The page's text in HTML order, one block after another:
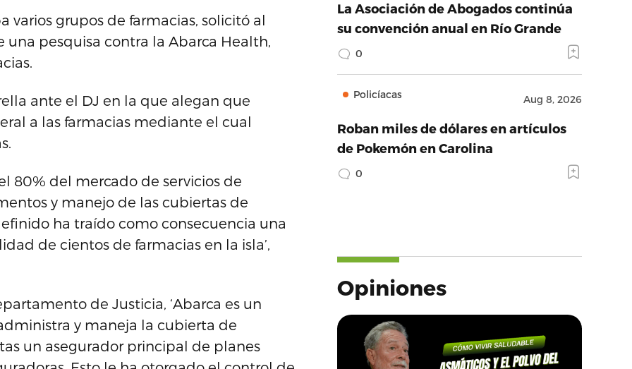
grupos de farmacias, solicitó al
pesquisa contra la Abarca Health,
ante el DJ en la que alegan que
a las farmacias mediante el cual
80% del mercado de servicios de
y manejo de las cubiertas de
ha traído como consecuencia una
de cientos de farmacias en la isla’,
de Justicia, ‘Abarca es un
y maneja la cubierta de
un asegurador principal de planes
La Asociación de Abogados continúa
su convención anual en Río Grande
0
Policíacas Aug 8, 2026
Roban miles de dólares en artículos
de Pokemón en Carolina
0
Opiniones